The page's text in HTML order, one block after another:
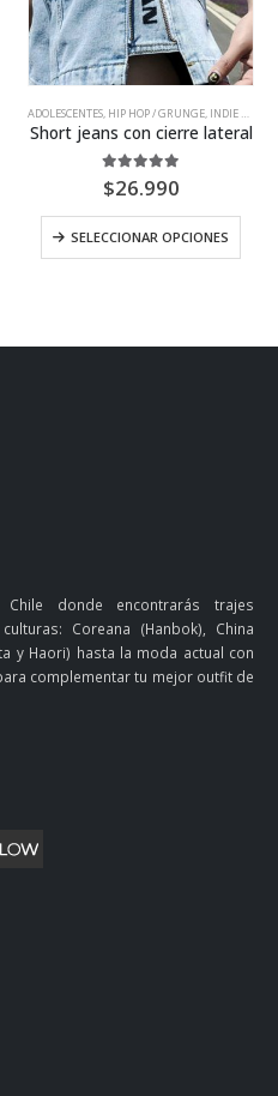
Este producto tiene múltiples variantes. Las opciones se pueden elegir en la página de producto
ADOLESCENTES, HIP HOP / GRUNGE, INDIE KIDS / VINTAGE
Short jeans con cierre lateral
5.00 out of 5
$26.990
SELECCIONAR OPCIONES
Este producto tiene múltiples variantes. Las
donde encontrarás trajes
Coreana (Hanbok), China
y Haori) hasta la moda actual con
complementar tu mejor outfit de